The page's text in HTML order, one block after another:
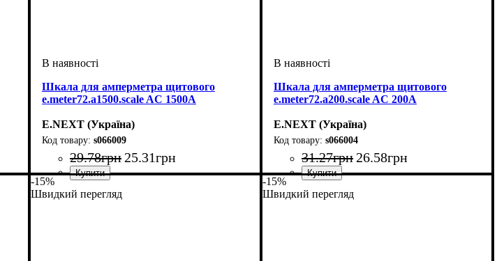
Шкала для амперметра щитового
e.meter72.a1500.scale AC 1500A
E.NEXT (Україна)
s066009
29.78грн 25.31грн
Шкала для амперметра щитового
e.meter72.a200.scale AC 200A
E.NEXT (Україна)
s066004
31.27грн 26.58грн
-15%
Швидкий перегляд
-15%
Швидкий перегляд